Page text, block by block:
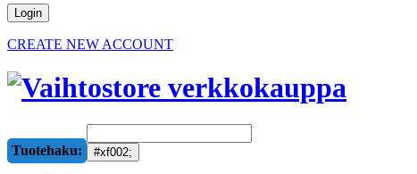
CREATE NEW ACCOUNT
Tuotehaku: